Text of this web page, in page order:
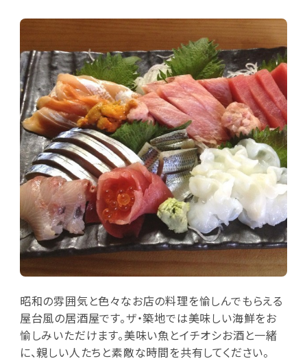
昭和の雰囲気と色々なお店の料理を愉しんでもらえる
屋台風の居酒屋です。ザ・築地では美味しい海鮮をお
愉しみいただけます。美味い魚とイチオシお酒と一緒
に、親しい人たちと素敵な時間を共有してください。